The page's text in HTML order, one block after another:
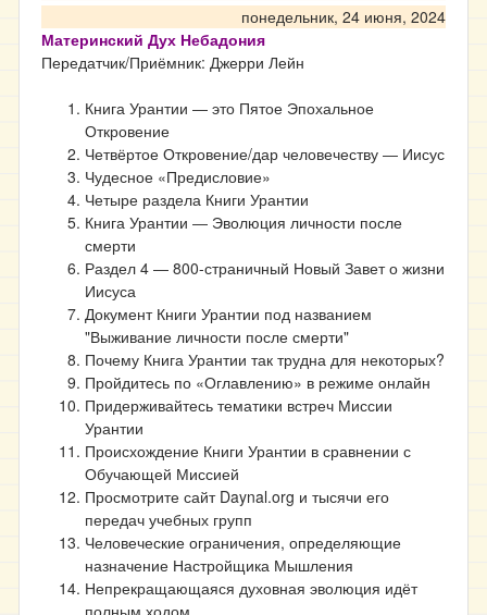
понедельник, 24 июня, 2024
Материнский Дух Небадония
Передатчик/Приёмник: Джерри Лейн
Книга Урантии ― это Пятое Эпохальное
Откровение
Четвёртое Откровение/дар человечеству ― Иисус
Чудесное «Предисловие»
Четыре раздела Книги Урантии
Книга Урантии ― Эволюция личности после
смерти
Раздел 4 ― 800-страничный Новый Завет о жизни
Иисуса
Документ Книги Урантии под названием
"Выживание личности после смерти"
Почему Книга Урантии так трудна для некоторых?
Пройдитесь по «Оглавлению» в режиме онлайн
Придерживайтесь тематики встреч Миссии
Урантии
Происхождение Книги Урантии в сравнении с
Обучающей Миссией
Просмотрите сайт Daynal.org и тысячи его
передач учебных групп
Человеческие ограничения, определяющие
назначение Настройщика Мышления
Непрекращающаяся духовная эволюция идёт
полным ходом